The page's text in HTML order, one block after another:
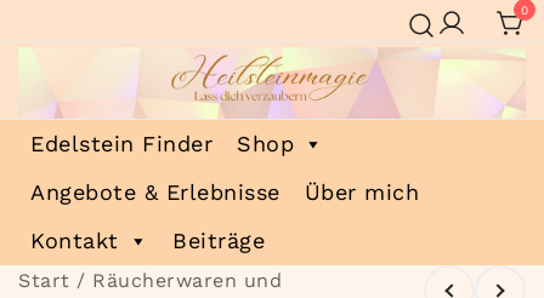
Inhalt
0
Heilsteinmagie
Lass dich verzaubern
Edelstein Finder
Shop
Angebote & Erlebnisse
Über mich
Kontakt
Beiträge
Start / Räucherwaren und